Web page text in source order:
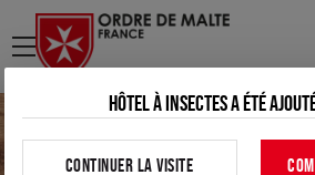
menu
Hôtel à insectes a été
CONTINUER LA VISITE